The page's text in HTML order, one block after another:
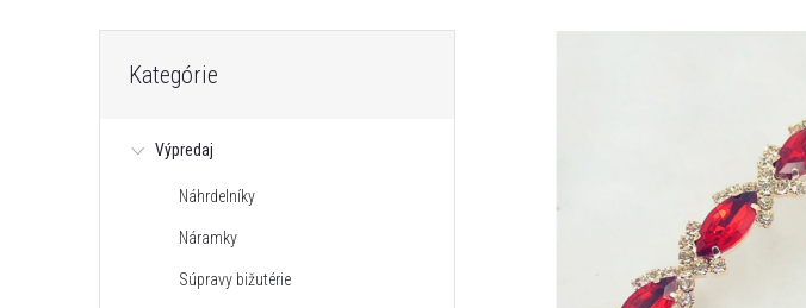
kategórie
Kategórie
Výpredaj
Náhrdelníky
Náramky
Súpravy bižutérie